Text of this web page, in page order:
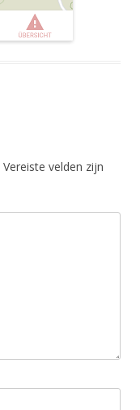
Vereiste velden zijn